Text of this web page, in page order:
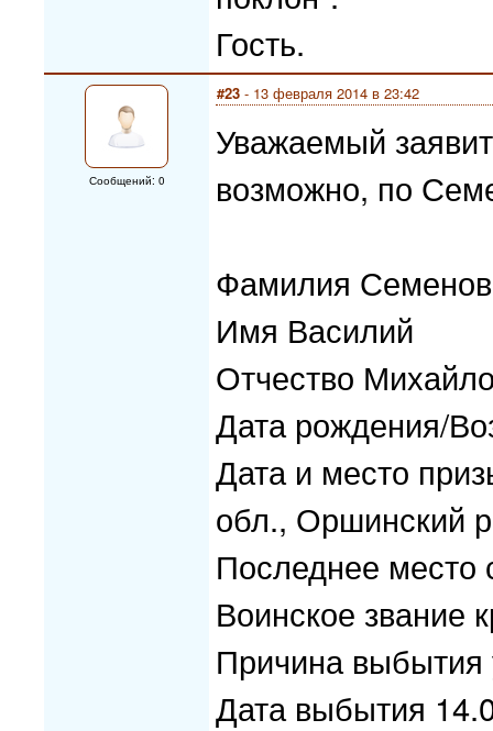
Гость.
Сообщений: 0
#23 - 13 февраля 2014 в 23:42
Уважаемый
возможно, по
Фамилия Семенов
Имя Василий
Отчество
Дата рождения/
Дата и место
обл., Оршинский
Последнее
Воинское звание
Причина выбытия
Дата выбытия